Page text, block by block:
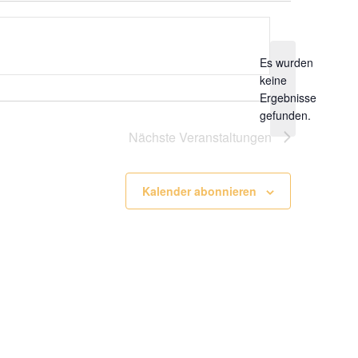
Hinweis
Es wurden
keine
Ergebnisse
gefunden.
Nächste Veranstaltungen
Kalender abonnieren